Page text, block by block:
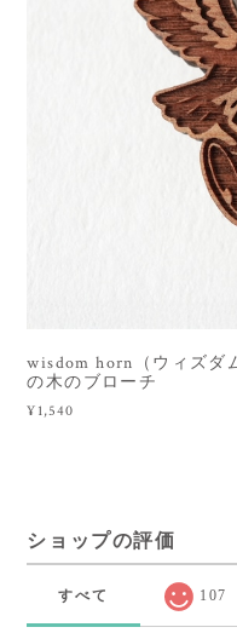
wisdom horn（ウィズダ
の木のブローチ
¥1,540
ショップの評価
すべて 107